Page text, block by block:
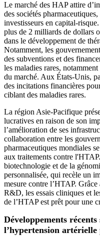
Le marché des HAP attire
des sociétés
investisseurs en capital-
plus de 2 milliards de dollars
dans le développement de
Notamment, les
des subventions et des
les maladies rares,
du marché. Aux États-Unis,
des incitations financières
ciblant des maladies rares.
La région Asie-Pacifique
lucratives en raison de son
l’amélioration de ses
collaboration entre les
pharmaceutiques mondiales
aux traitements contre
biotechnologie et de la
personnalisée, qui recèle un
mesure contre l’HTAP. Grâce
R&D, les essais cliniques et
de l’HTAP est prêt pour une
Développements
l’hypertension